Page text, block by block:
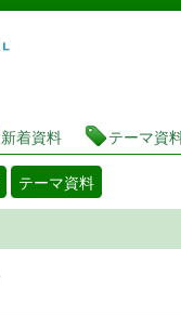
図書館 蔵
新着資料 テーマ資
テーマ資料